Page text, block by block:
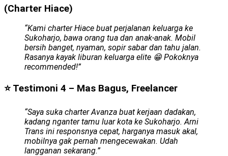
(Charter Hiace)
“Kami charter Hiace buat perjalanan keluarga ke
Sukoharjo, bawa orang tua dan anak-anak. Mobil
bersih banget, nyaman, sopir sabar dan tahu jalan.
Rasanya kayak liburan keluarga elite 😁 Pokoknya
recommended!”
⭐ Testimoni 4 – Mas Bagus, Freelancer
“Saya suka charter Avanza buat kerjaan dadakan,
kadang nganter tamu luar kota ke Sukoharjo. Arni
Trans ini responsnya cepat, harganya masuk akal,
mobilnya gak pernah mengecewakan. Udah
langganan sekarang.”